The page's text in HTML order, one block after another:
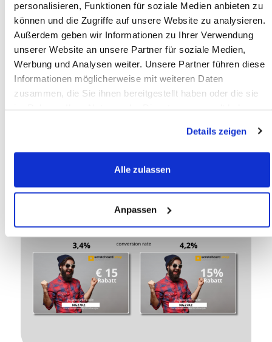
personalisieren, Funktionen für soziale Medien anbieten zu
können und die Zugriffe auf unsere Website zu analysieren.
Außerdem geben wir Informationen zu Ihrer Verwendung
unserer Website an unsere Partner für soziale Medien,
Werbung und Analysen weiter. Unsere Partner führen diese
Informationen möglicherweise mit weiteren Daten
zusammen, die Sie ihnen bereitgestellt haben oder die sie
Details zeigen
Alle zulassen
Anpassen
Eine Beilage mit individueller
Gewinncode-Aktion. Steigern Sie Ihre
Response!
Kunden gehen dann auf Ihre Website, um zu
Lesen Sie mehr